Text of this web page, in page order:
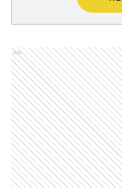
Ads